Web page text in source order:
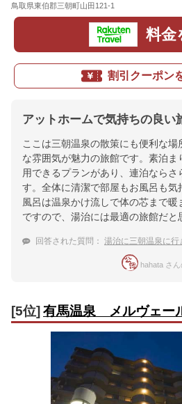
鳥取県東伯郡三朝町山田121-1
料金
割引クーポン
アットホームで気持ちの良い
ここは三朝温泉の散策にも便利な場
な雰囲気が魅力の旅館です。素泊ま
用できるプランがあり、連泊ならさ
す。全体に清潔で部屋もお風呂も気
風呂は温泉かけ流しで体の芯まで
ですので、湯治には最適の旅館だと
回答された質問： 湯治に三朝温泉に行
hahata さ
[5位]有馬温泉 メルヴェー